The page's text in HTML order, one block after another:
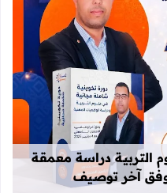
المزيد عن دورة تكوينية
التربية دراسة معمقة
وفق آخر توصيف